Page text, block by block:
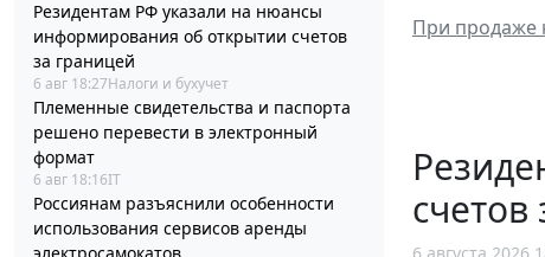
Резидентам РФ указали на нюансы
информирования об открытии счетов
за границей
6 авг 18:27Налоги и бухучет
Племенные свидетельства и паспорта
решено перевести в электронный
формат
6 авг 18:16IT
Россиянам разъяснили особенности
использования сервисов аренды
При продаже
счетов